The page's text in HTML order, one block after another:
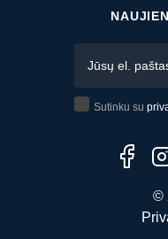
Sutinku su
©